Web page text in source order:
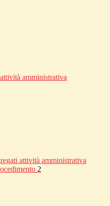
amministrativa
attività amministrativa
2